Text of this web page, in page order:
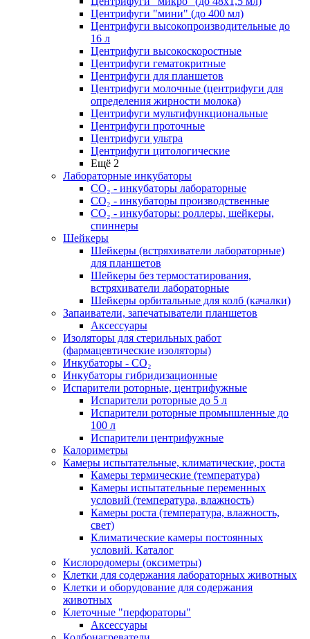
Центрифуги "мини" (до 400 мл)
Центрифуги высокопроизводительные до
16 л
Центрифуги высокоскоростные
Центрифуги гематокритные
Центрифуги для планшетов
Центрифуги молочные (центрифуги для
определения жирности молока)
Центрифуги мультифункциональные
Центрифуги проточные
Центрифуги ультра
Центрифуги цитологические
Ещё 2
Лабораторные инкубаторы
СО₂ - инкубаторы лабораторные
СО₂ - инкубаторы производственные
СО₂ - инкубаторы: роллеры, шейкеры,
спиннеры
Шейкеры
Шейкеры (встряхиватели лабораторные)
для планшетов
Шейкеры без термостатирования,
встряхиватели лабораторные
Шейкеры орбитальные для колб (качалки)
Запаиватели, запечатыватели планшетов
Аксессуары
Изоляторы для стерильных работ
(фармацевтические изоляторы)
Инкубаторы - CO₂
Инкубаторы гибридизационные
Испарители роторные, центрифужные
Испарители роторные до 5 л
Испарители роторные промышленные до
100 л
Испарители центрифужные
Калориметры
Камеры испытательные, климатические, роста
Камеры термические (температура)
Камеры испытательные переменных
условий (температура, влажность)
Камеры роста (температура, влажность,
свет)
Климатические камеры постоянных
условий. Каталог
Кислородомеры (оксиметры)
Клетки для содержания лабораторных животных
Клетки и оборудование для содержания
животных
Клеточные "перфораторы"
Аксессуары